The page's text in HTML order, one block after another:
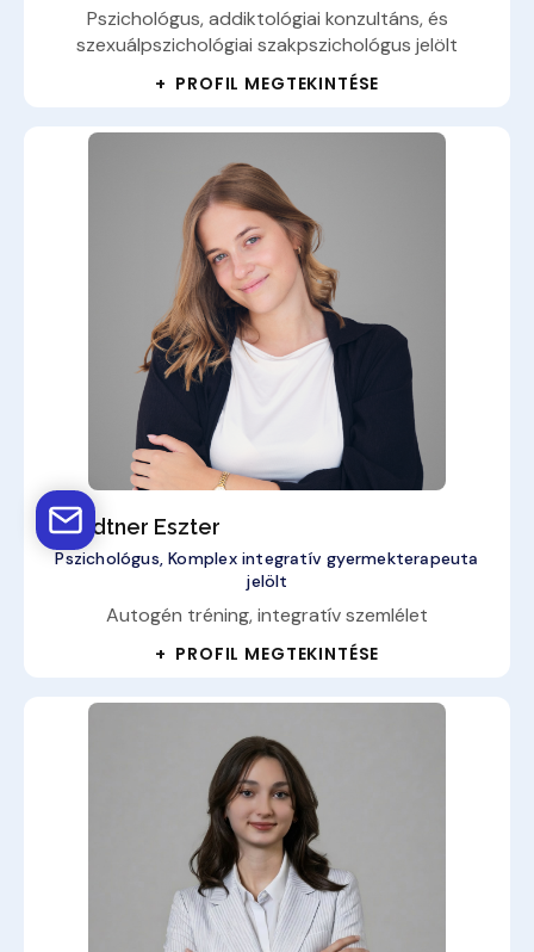
Pszichológus, addiktológiai konzultáns, és
szexuálpszichológiai szakpszichológus jelölt
+ PROFIL MEGTEKINTÉSE
Szandtner Eszter
Pszichológus, Komplex integratív gyermekterapeuta
jelölt
Autogén tréning, integratív szemlélet
+ PROFIL MEGTEKINTÉSE